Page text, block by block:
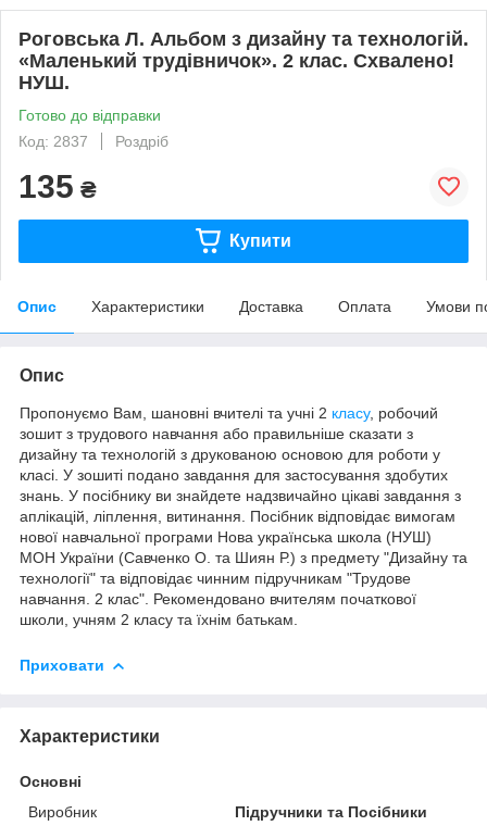
Роговська Л. Альбом з дизайну та технологій.
«Маленький трудівничок». 2 клас. Схвалено!
НУШ.
Готово до відправки
Код: 2837
Роздріб
135 ₴
Купити
Опис Характеристики Доставка Оплата Умови
Опис
Пропонуємо Вам шановні вчителі та учні 2 класу, робочий
зошит з трудового навчання або правильніше сказати з
дизайну та технологій з друкованою основою для роботи у
класі У зошиті подано завдання для застосування здобутих
знань . У посібнику ви знайдете надзвичайно цікаві завдання з
аплікацій, ліплення, витинання. Посібник відповідає вимогам
нової навчальної програми Нова українська школа (НУШ)
МОН України (Савченко О. та Шиян Р.) з предмету "Дизайну та
технології" та відповідає чинним підручникам "Трудове
навчання. 2 клас". Рекомендовано вчителям початкової
школи учням 2 класу та їхнім батькам
Приховати
Характеристики
Основні
Виробник
Підручники та Посібники